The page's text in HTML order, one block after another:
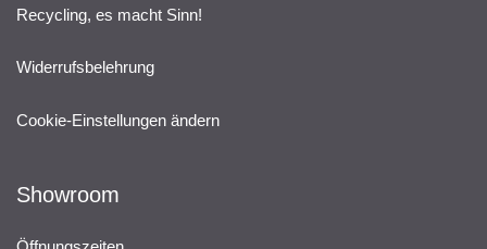
Recycling, es macht Sinn!
Widerrufsbelehrung
Cookie-Einstellungen ändern
Showroom